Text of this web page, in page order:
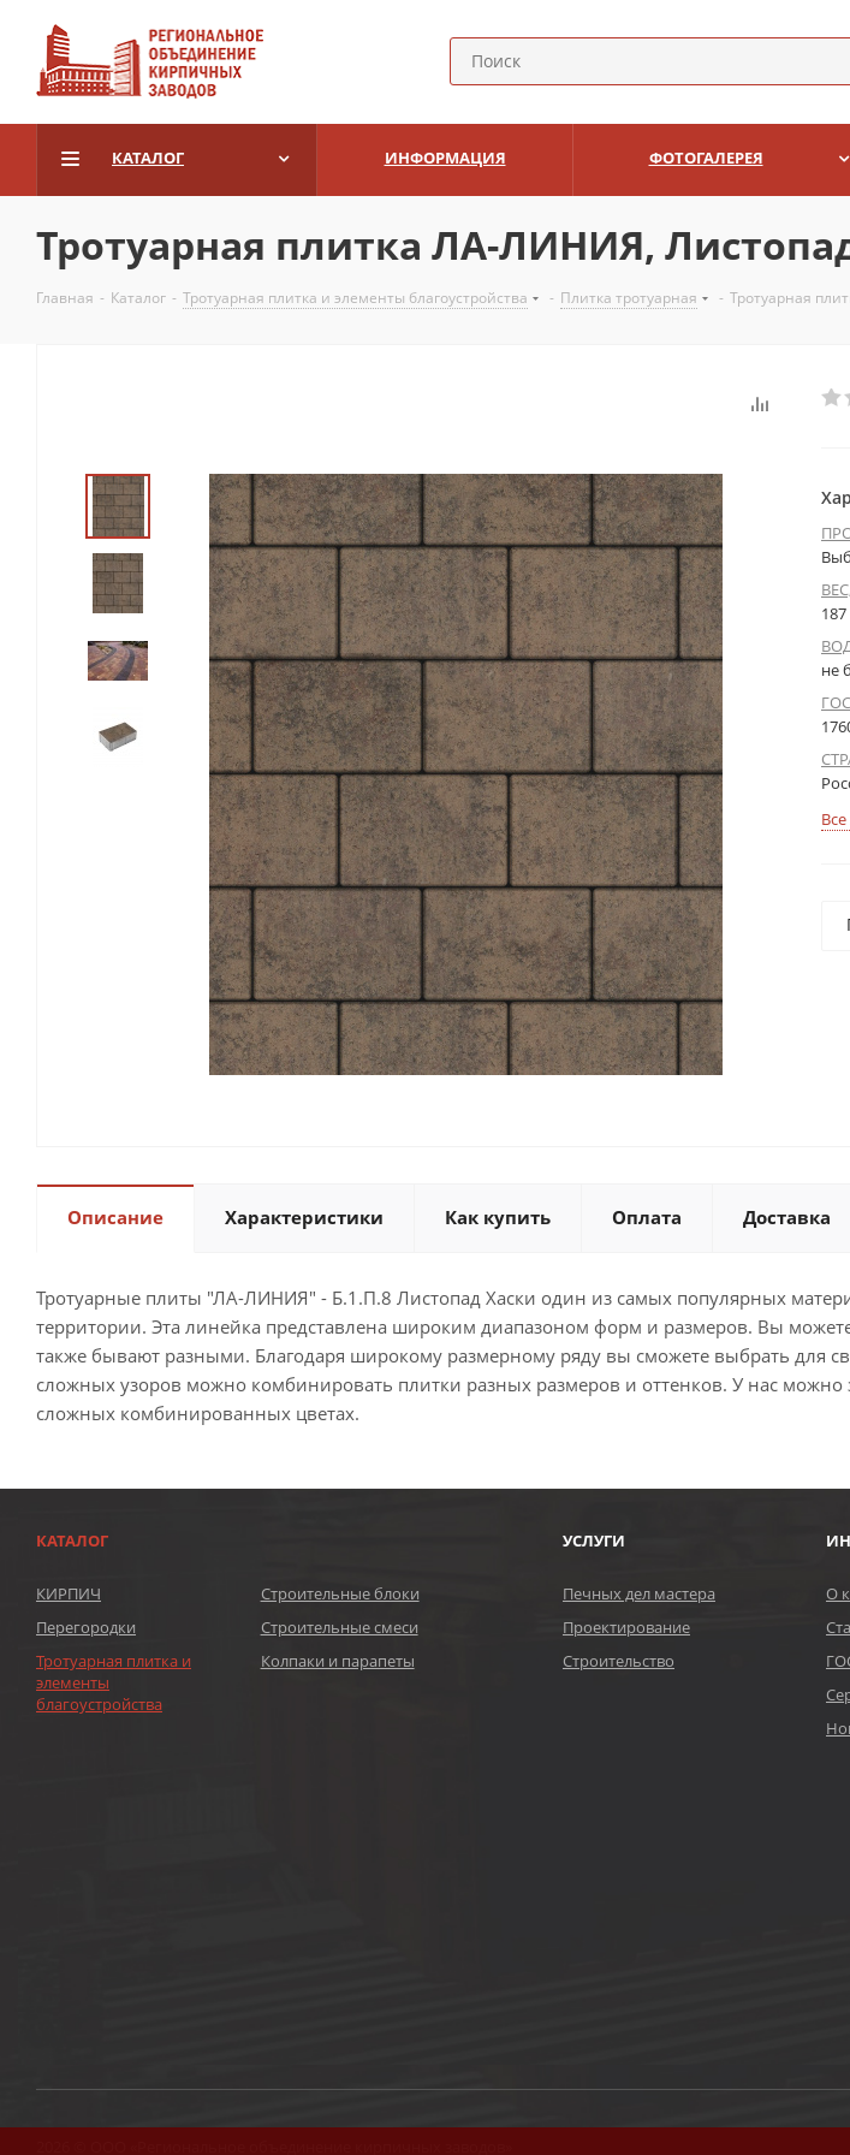
КАТАЛОГ ИНФОРМАЦИЯ ФОТОГАЛЕРЕЯ
Тротуарная плитка ЛА-ЛИНИЯ,
Главная - Каталог - Тротуарная плитка и элементы благоустройства - Плитка тротуарная - Тротуарная
187
не
Описание Характеристики Как купить Оплата Доставка
Тротуарные плиты "ЛА-ЛИНИЯ" - Б.1.П.8 Листопад Хаски один из самых популярных
территории. Эта линейка представлена широким диапазоном форм и размеров. Вы
также бывают разными. Благодаря широкому размерному ряду вы сможете выбрать для
сложных узоров можно комбинировать плитки разных размеров и оттенков. У нас
сложных комбинированных цветах.
КАТАЛОГ
КИРПИЧ
Строительные блоки
Перегородки
Строительные смеси
Тротуарная плитка и
элементы
благоустройства
Колпаки и парапеты
УСЛУГИ
Печных дел мастера
Проектирование
Строительство
О